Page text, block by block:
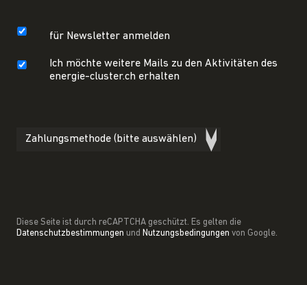
für Newsletter anmelden
Ich möchte weitere Mails zu den Aktivitäten des
energie-cluster.ch erhalten
Diese Seite ist durch reCAPTCHA geschützt. Es gelten die
Datenschutzbestimmungen und Nutzungsbedingungen von Google.